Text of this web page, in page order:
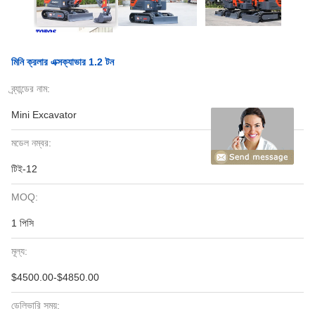
মিনি ক্রলার এক্সক্যাভার 1.2 টন
ব্র্যান্ডের নাম:
Mini Excavator
মডেল নম্বর:
টিই-12
MOQ:
1 পিসি
মূল্য:
$4500.00-$4850.00
ডেলিভারি সময়: